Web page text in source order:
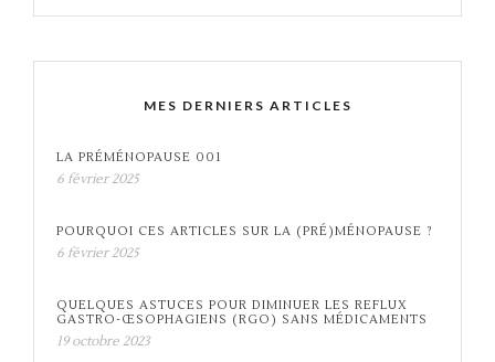
MES DERNIERS ARTICLES
LA PRÉMÉNOPAUSE 001
6 février 2025
POURQUOI CES ARTICLES SUR LA (PRÉ)MÉNOPAUSE ?
6 février 2025
QUELQUES ASTUCES POUR DIMINUER LES REFLUX
GASTRO-ŒSOPHAGIENS (RGO) SANS MÉDICAMENTS
19 octobre 2023